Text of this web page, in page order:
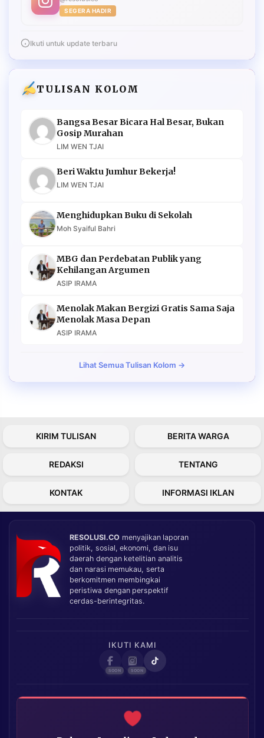
SEGERA HADIR
Ikuti untuk update terbaru
TULISAN KOLOM
Bangsa Besar Bicara Hal Besar, Bukan
Gosip Murahan
LIM WEN TJAI
Beri Waktu Jumhur Bekerja!
LIM WEN TJAI
Menghidupkan Buku di Sekolah
Moh Syaiful Bahri
MBG dan Perdebatan Publik yang
Kehilangan Argumen
ASIP IRAMA
Menolak Makan Bergizi Gratis Sama Saja
Menolak Masa Depan
ASIP IRAMA
Lihat Semua Tulisan Kolom →
KIRIM TULISAN BERITA WARGA
REDAKSI TENTANG
KONTAK INFORMASI IKLAN
RESOLUSI.CO menyajikan laporan
politik, sosial, ekonomi, dan isu
daerah dengan ketelitian analitis
dan narasi memukau, serta
berkomitmen membingkai
peristiwa dengan perspektif
cerdas-berintegritas.
IKUTI KAMI